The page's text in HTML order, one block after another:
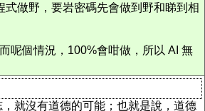
做野，要岩密碼先會做到野和睇到相
呢個情況，100%會咁做，所以 AI 無
就沒有道德的可能；也就是說，道德